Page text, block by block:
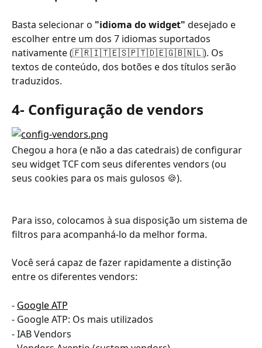
Basta selecionar o "idioma do widget" desejado e
escolher entre um dos 7 idiomas suportados
nativamente (🇫🇷🇮🇹🇪🇸🇵🇹🇩🇪🇬🇧🇳🇱). Os
textos de conteúdo, dos botões e dos títulos serão
traduzidos.
4- Configuração de vendors
Chegou a hora (e não a das catedrais) de configurar
seu widget TCF com seus diferentes vendors (ou
seus cookies para os mais gulosos 🍪).
Para isso, colocamos à sua disposição um sistema de
filtros para acompanhá-lo da melhor forma.
Você será capaz de fazer rapidamente a distinção
entre os diferentes vendors:
- Google ATP
- Google ATP: Os mais utilizados
- IAB Vendors